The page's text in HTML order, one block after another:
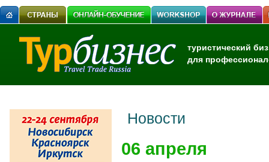
туристический
для
Новости
06 апреля